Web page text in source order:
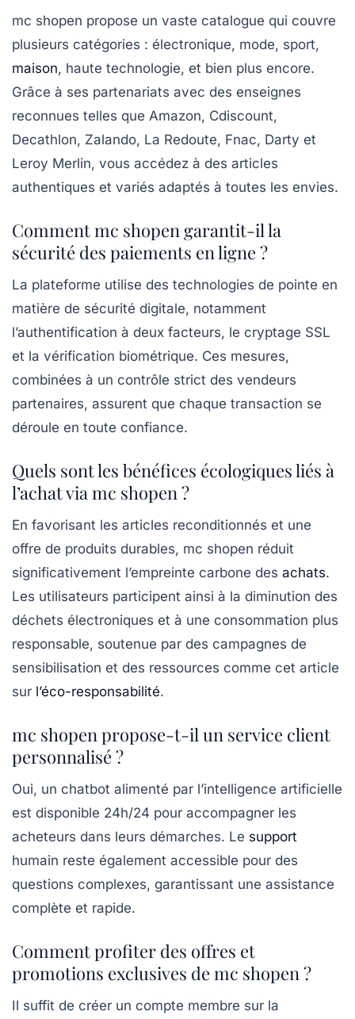
mc shopen propose un vaste catalogue qui couvre
plusieurs catégories : électronique, mode, sport,
maison, haute technologie, et bien plus encore.
Grâce à ses partenariats avec des enseignes
reconnues telles que Amazon, Cdiscount,
Decathlon, Zalando, La Redoute, Fnac, Darty et
Leroy Merlin, vous accédez à des articles
authentiques et variés adaptés à toutes les envies.
Comment mc shopen garantit-il la
sécurité des paiements en ligne ?
La plateforme utilise des technologies de pointe en
matière de sécurité digitale, notamment
l’authentification à deux facteurs, le cryptage SSL
et la vérification biométrique. Ces mesures,
combinées à un contrôle strict des vendeurs
partenaires, assurent que chaque transaction se
déroule en toute confiance.
Quels sont les bénéfices écologiques liés à
l’achat via mc shopen ?
En favorisant les articles reconditionnés et une
offre de produits durables, mc shopen réduit
significativement l’empreinte carbone des achats.
Les utilisateurs participent ainsi à la diminution des
déchets électroniques et à une consommation plus
responsable, soutenue par des campagnes de
sensibilisation et des ressources comme cet article
sur l’éco-responsabilité.
mc shopen propose-t-il un service client
personnalisé ?
Oui, un chatbot alimenté par l’intelligence artificielle
est disponible 24h/24 pour accompagner les
acheteurs dans leurs démarches. Le support
humain reste également accessible pour des
questions complexes, garantissant une assistance
complète et rapide.
Comment profiter des offres et
promotions exclusives de mc shopen ?
Il suffit de créer un compte membre sur la